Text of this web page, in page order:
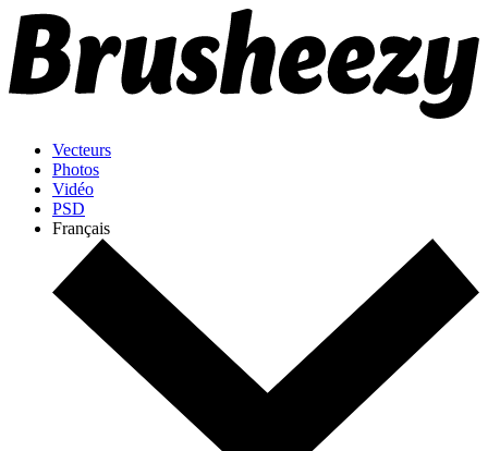
Vecteurs
Photos
Vidéo
PSD
Français